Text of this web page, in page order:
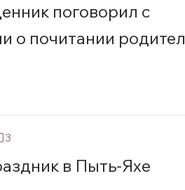
поговорил с
о почитании
3
в Пыть-Яхе